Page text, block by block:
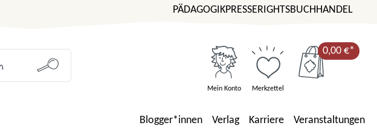
PÄDAGOGIKPRESSERIGHTSBUCHHANDEL
Mein Konto Merkzettel
0,00 €*
Blogger*innen Verlag Karriere Veranstaltungen